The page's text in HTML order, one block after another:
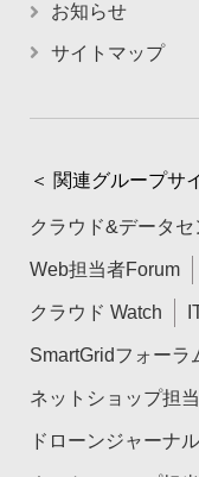
お知らせ
サイトマップ
＜ 関連グループサ
クラウド&データ
Web担当者Forum
クラウド Watch
SmartGridフォーラ
ネットショップ担
ドローンジャーナル